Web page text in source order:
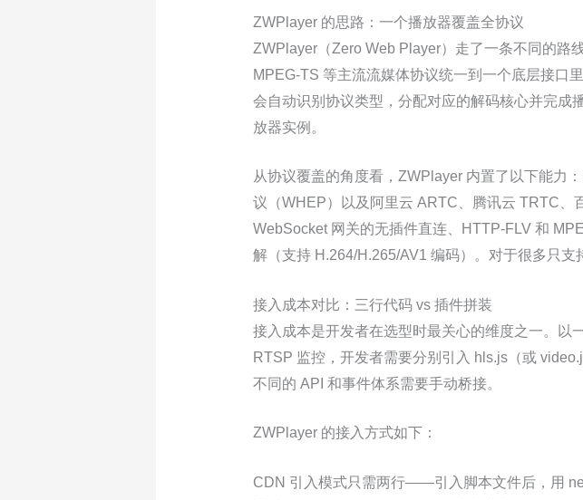
ZWPlayer 的思路：一个播放器覆盖全协议
ZWPlayer（Zero Web Player）走了一条不同的
MPEG-TS 等主流流媒体协议统一到一个底层接口
会自动识别协议类型，分配对应的解码核心并完成
放器实例。
从协议覆盖的角度看，ZWPlayer 内置了以下能力
议（WHEP）以及阿里云 ARTC、腾讯云 TRTC、
WebSocket 网关的无插件直连、HTTP-FLV 和
解（支持 H.264/H.265/AV1 编码）。对于很多只支
接入成本对比：三行代码 vs 插件拼装
接入成本是开发者在选型时最关心的维度之一。以
RTSP 监控，开发者需要分别引入 hls.js（或
不同的 API 和事件体系需要手动桥接。
ZWPlayer 的接入方式如下：
CDN 引入模式只需两行——引入脚本文件后，用